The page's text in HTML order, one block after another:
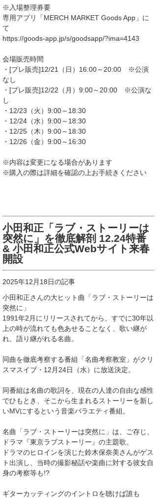
※入場整理券要
専用アプリ「MERCH MARKET Goods App」に
て
https://goods-app.jp/s/goodsapp/?ima=4143
会場販売時間
・[プレ販売]12/21（日）16:00～20:00 ※公演
なし
・[プレ販売]12/22（月）9:00～20:00 ※公演な
し
・12/23（火）9:00～18:30
・12/24（水）9:00～18:30
・12/25（木）9:00～18:30
・12/26（金）9:00～16:30
※内容は変更になる場合があります
※購入の際は詳細を確認の上お手続きください
小田和正「ラブ・ストーリーは
突然に」を徹底解剖 12.24特番
& 小田和正公式Webサイト来春
開設
2025年12月18日の記事
小田和正さんの大ヒット曲「ラブ・ストーリーは
突然に」
1991年2月にリリースされてから、すでに30年以
上の時が流れても色あせることなく、歌い継が
れ、語り継がれる名曲。
同曲を徹底考察する番組「名曲考察教室」がクリ
スマスイブ・12月24日（水）に放送決定。
同番組は名曲の歌詞を、現在の人達の自由な感性
でひもとき、そこから生まれるストーリーを新し
いMVにするという音楽バラエティ番組。
名曲「ラブ・ストーリーは突然に」は、ご存じ、
ドラマ『東京ラブストーリー』の主題歌。
ドラマのヒロインを演じた鈴木保奈美さんがゲス
ト出演し、当時の撮影秘話や楽曲に対する彼女自
身の考察等も!?
ギターカッティングのイントロを聴けば誰も